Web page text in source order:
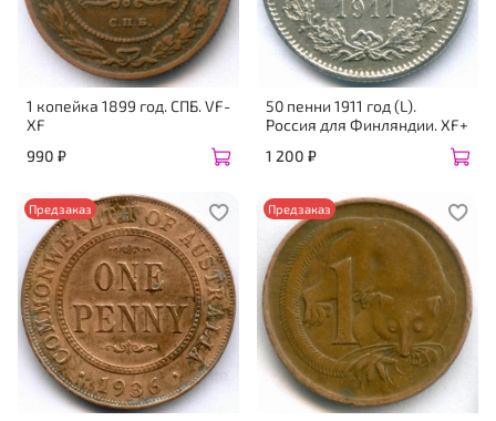
1 копейка 1899 год. СПБ. VF-
XF
990 ₽
50 пенни 1911 год (L).
Россия для Финляндии. XF+
1 200 ₽
Предзаказ Предзаказ